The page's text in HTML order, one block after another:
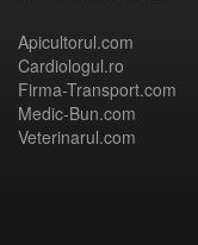
Apicultorul.com
Cardiologul.ro
Firma-Transport.com
Medic-Bun.com
Veterinarul.com